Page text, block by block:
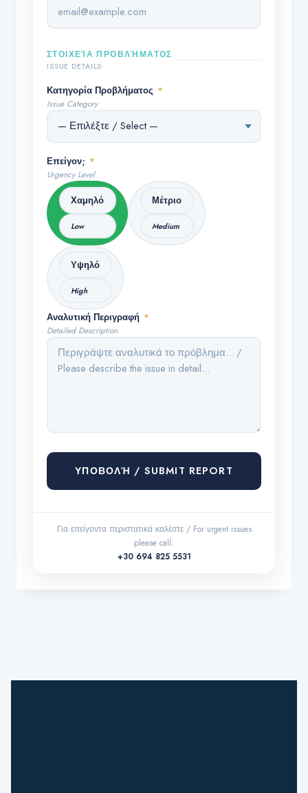
ΣΤΟΙΧΕΊΑ ΠΡΟΒΛΉΜΑΤΟΣ
ISSUE DETAILS
Κατηγορία Προβλήματος *
Issue Category
Επείγον; *
Urgency Level
Χαμηλό
Low
Μέτριο
Medium
Υψηλό
High
Αναλυτική Περιγραφή *
Detailed Description
ΥΠΟΒΟΛΉ / SUBMIT REPORT
Για επείγοντα περιστατικά καλέστε / For urgent issues
please call:
+30 694 825 5531